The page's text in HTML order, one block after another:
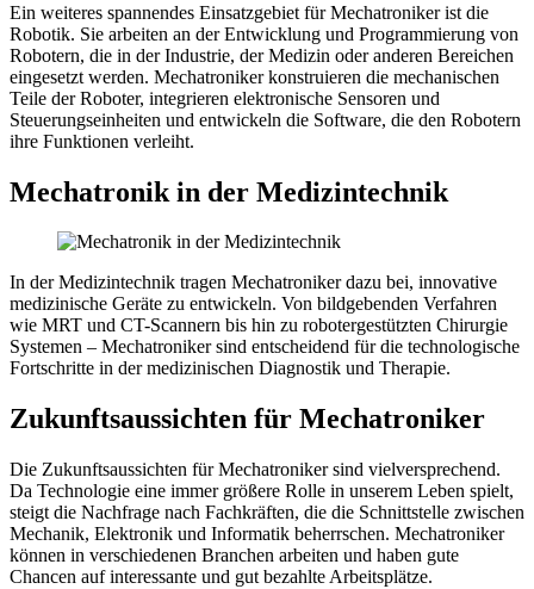
Ein weiteres spannendes Einsatzgebiet für Mechatroniker ist die
Robotik. Sie arbeiten an der Entwicklung und Programmierung von
Robotern, die in der Industrie, der Medizin oder anderen Bereichen
eingesetzt werden. Mechatroniker konstruieren die mechanischen
Teile der Roboter, integrieren elektronische Sensoren und
Steuerungseinheiten und entwickeln die Software, die den Robotern
ihre Funktionen verleiht.
Mechatronik in der Medizintechnik
In der Medizintechnik tragen Mechatroniker dazu bei, innovative
medizinische Geräte zu entwickeln. Von bildgebenden Verfahren
wie MRT und CT-Scannern bis hin zu robotergestützten Chirurgie
Systemen – Mechatroniker sind entscheidend für die technologische
Fortschritte in der medizinischen Diagnostik und Therapie.
Zukunftsaussichten für Mechatroniker
Die Zukunftsaussichten für Mechatroniker sind vielversprechend.
Da Technologie eine immer größere Rolle in unserem Leben spielt,
steigt die Nachfrage nach Fachkräften, die die Schnittstelle zwischen
Mechanik, Elektronik und Informatik beherrschen. Mechatroniker
können in verschiedenen Branchen arbeiten und haben gute
Chancen auf interessante und gut bezahlte Arbeitsplätze.